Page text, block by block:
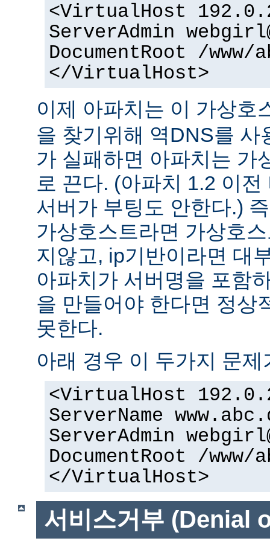
<VirtualHost
ServerAdmin
DocumentRoot /www/
</VirtualHost>
이제 아파치는 이 가상호
을 찾기위해 역DNS를 사
가 실패하면 아파치는 가
로 끈다. (아파치 1.2 이
서버가 부팅도 안한다.)
가상호스트라면 가상호
지않고, ip기반이라면 대
아파치가 서버명을 포함
을 만들어야 한다면 정상
못한다.
아래 경우 이 두가지 문제
<VirtualHost
ServerName
ServerAdmin
DocumentRoot /www/
</VirtualHost>
서비스거부 (Denial